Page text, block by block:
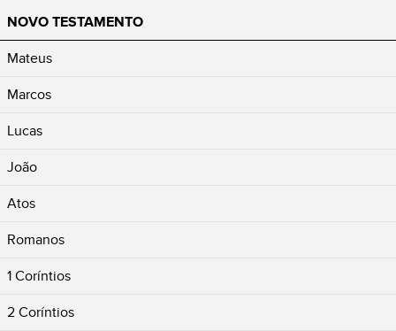
NOVO TESTAMENTO
Mateus
Marcos
Lucas
João
Atos
Romanos
1 Coríntios
2 Coríntios